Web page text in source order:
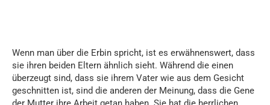
Wenn man über die Erbin spricht, ist es erwähnenswert, dass
sie ihren beiden Eltern ähnlich sieht. Während die einen
überzeugt sind, dass sie ihrem Vater wie aus dem Gesicht
geschnitten ist, sind die anderen der Meinung, dass die Gene